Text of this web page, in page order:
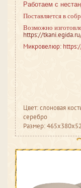
Работаем с
Поставляется в
Возможно
https://
Микровелюр:
Цвет: слоновая
серебро
Размер: